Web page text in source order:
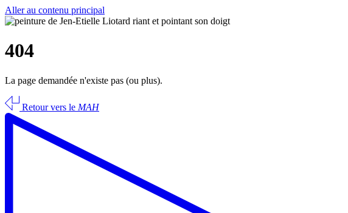
Aller au contenu principal
404
La page demandée n'existe pas (ou plus).
Retour vers le MAH